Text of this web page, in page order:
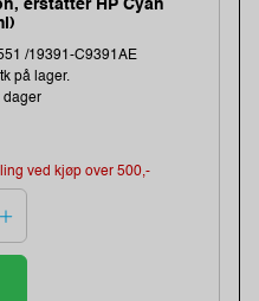
erstatter HP Cyan
/19391-C9391AE
på lager.
dager
ved kjøp over 500,-